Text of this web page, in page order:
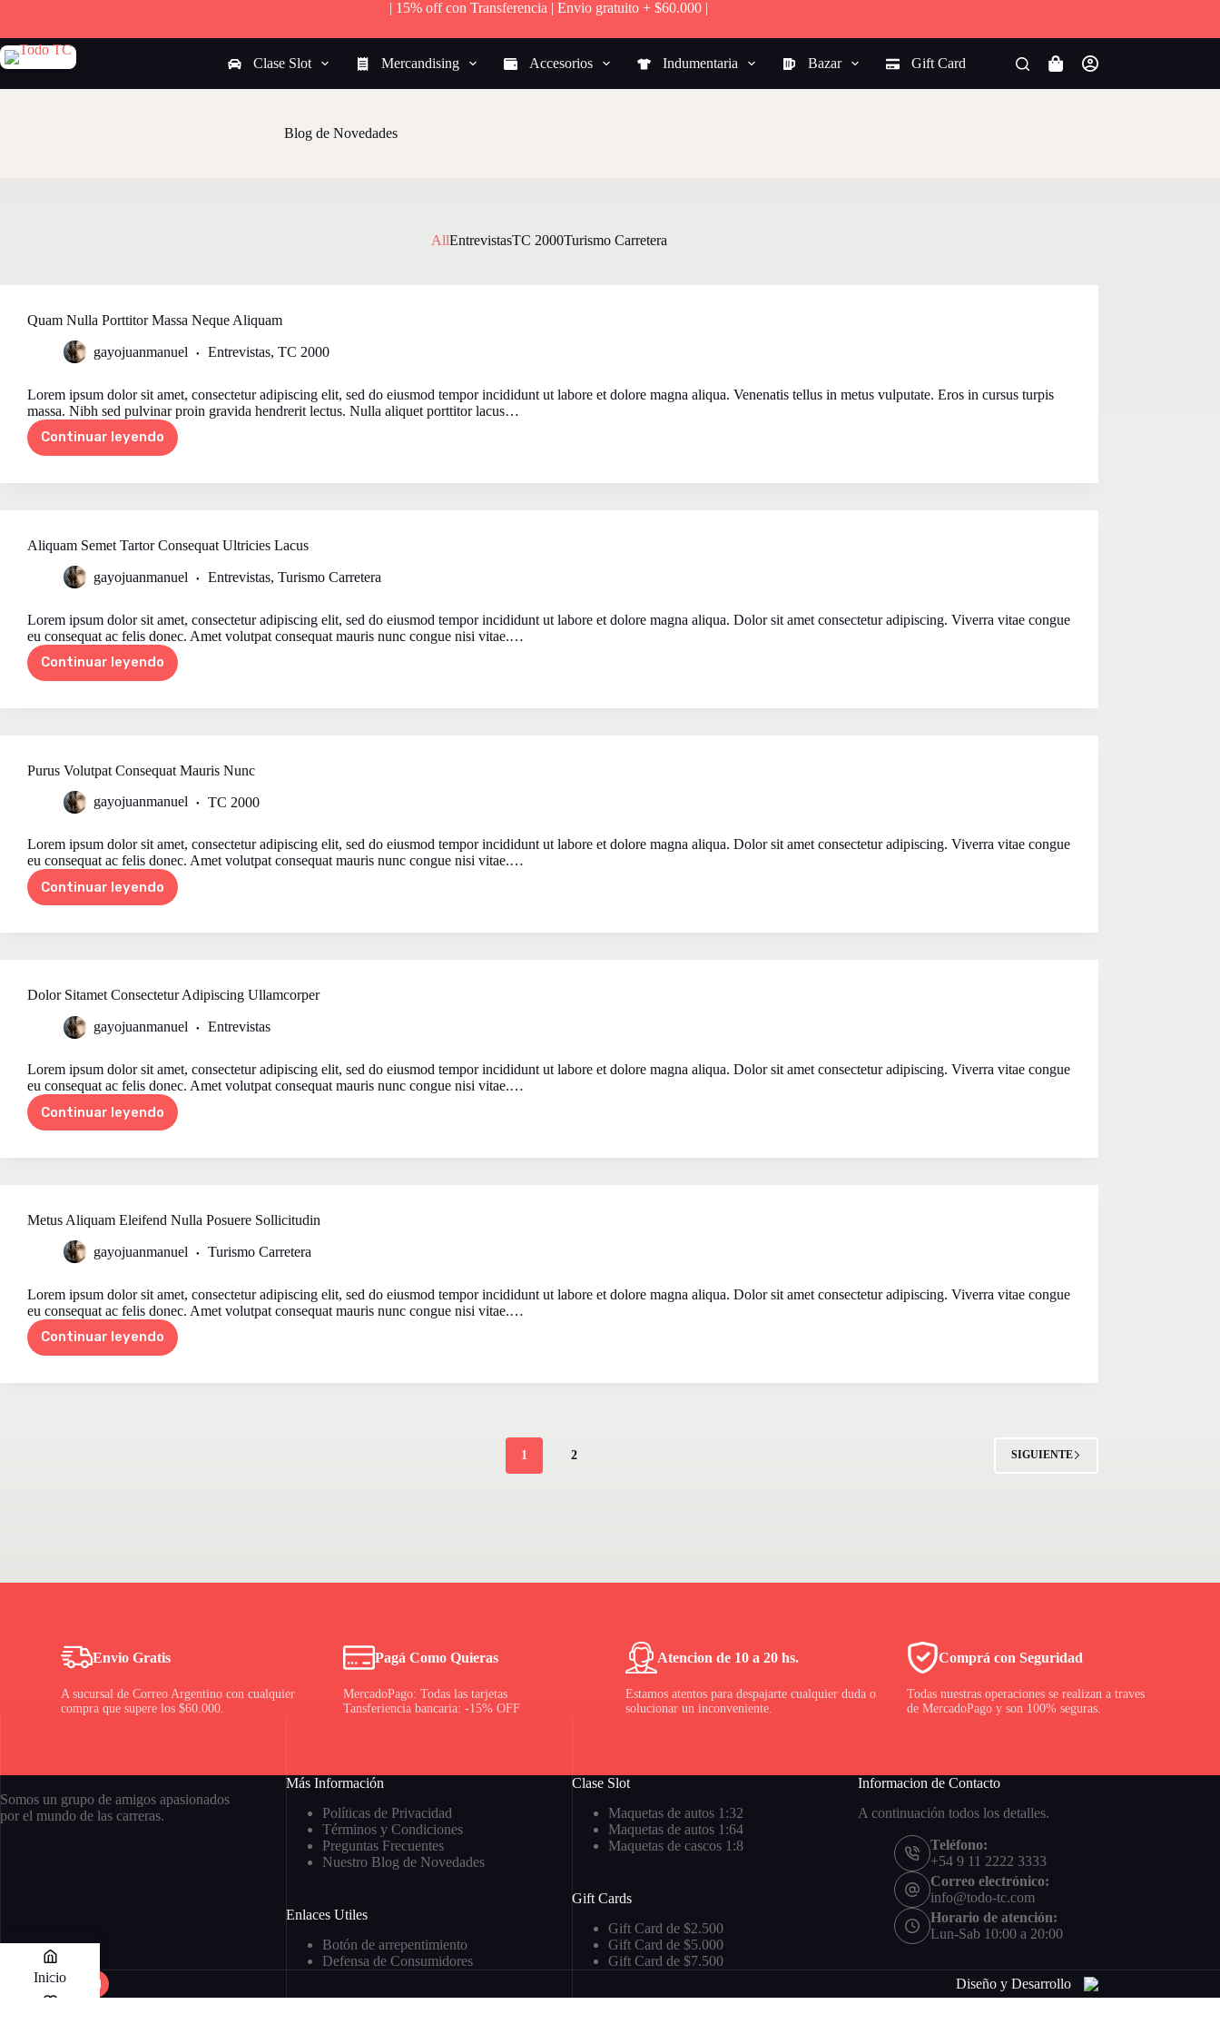
l
t
| 15% off con Transferencia | Envio gratuito + $60.000 |
Clase Slot Mercandising Accesorios Indumentaria Bazar Gift Card
Carro
de
Blog de Novedades
AllEntrevistasTC 2000Turismo Carretera
Quam Nulla Porttitor Massa Neque Aliquam
gayojuanmanuel Entrevistas, TC 2000
Lorem ipsum dolor sit amet, consectetur adipiscing elit, sed do eiusmod tempor incididunt ut labore et dolore magna aliqua. Venenatis tellus in metus vulputate. Eros in cursus turpis
massa. Nibh sed pulvinar proin gravida hendrerit lectus. Nulla aliquet porttitor lacus…
Continuar leyendo
Quam
Nulla
Massa
Aliquam Semet Tartor Consequat Ultricies Lacus
gayojuanmanuel Entrevistas, Turismo Carretera
Lorem ipsum dolor sit amet, consectetur adipiscing elit, sed do eiusmod tempor incididunt ut labore et dolore magna aliqua. Dolor sit amet consectetur adipiscing. Viverra vitae congue
eu consequat ac felis donec. Amet volutpat consequat mauris nunc congue nisi vitae.…
Continuar leyendo
Aliquam
Semet
Consequat
Purus Volutpat Consequat Mauris Nunc
gayojuanmanuel TC 2000
Lorem ipsum dolor sit amet, consectetur adipiscing elit, sed do eiusmod tempor incididunt ut labore et dolore magna aliqua. Dolor sit amet consectetur adipiscing. Viverra vitae congue
eu consequat ac felis donec. Amet volutpat consequat mauris nunc congue nisi vitae.…
Continuar leyendo
Purus
Volutpat
Mauris
Dolor Sitamet Consectetur Adipiscing Ullamcorper
gayojuanmanuel Entrevistas
Lorem ipsum dolor sit amet, consectetur adipiscing elit, sed do eiusmod tempor incididunt ut labore et dolore magna aliqua. Dolor sit amet consectetur adipiscing. Viverra vitae congue
eu consequat ac felis donec. Amet volutpat consequat mauris nunc congue nisi vitae.…
Continuar leyendo
Dolor
Sitamet
Adipiscing
Metus Aliquam Eleifend Nulla Posuere Sollicitudin
gayojuanmanuel Turismo Carretera
Lorem ipsum dolor sit amet, consectetur adipiscing elit, sed do eiusmod tempor incididunt ut labore et dolore magna aliqua. Dolor sit amet consectetur adipiscing. Viverra vitae congue
eu consequat ac felis donec. Amet volutpat consequat mauris nunc congue nisi vitae.…
Continuar leyendo
Metus
Aliquam
Nulla
1 2 SIGUIENTE
Envio Gratis
A sucursal de Correo Argentino con cualquier
compra que supere los $60.000.
Pagá Como Quieras
MercadoPago: Todas las tarjetas
Tansferiencia bancaria: -15% OFF
Atencion de 10 a 20 hs.
Estamos atentos para despajarte cualquier duda o
solucionar un inconveniente.
Comprá con Seguridad
Todas nuestras operaciones se realizan a traves
de MercadoPago y son 100% seguras.
Somos un grupo de amigos apasionados
por el mundo de las carreras.
Más Información
Políticas de Privacidad
Términos y Condiciones
Preguntas Frecuentes
Nuestro Blog de Novedades
Enlaces Utiles
Botón de arrepentimiento
Defensa de Consumidores
Clase Slot
Maquetas de autos 1:32
Maquetas de autos 1:64
Maquetas de cascos 1:8
Gift Cards
Gift Card de $2.500
Gift Card de $5.000
Gift Card de $7.500
Informacion de Contacto
A continuación todos los detalles.
Teléfono:
+54 9 11 2222 3333
Correo electrónico:
info@todo-tc.com
Horario de atención:
Lun-Sab 10:00 a 20:00
Diseño y Desarrollo
Inicio